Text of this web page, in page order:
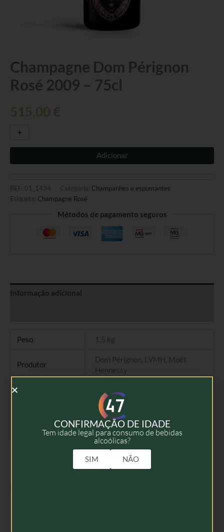
Champagne Dom Pérignon
Rosé 2009 – 75cl
515,00 €
-
Quantidade
de
Champagne
Dom
Rosé
+
Adicionar
REF: 01_1434 Categoria: Champanhes e espumantes
Etiqueta: Champagne Rosé
Métodos de pagamento seguros
Informação adicional
Peso 1,5 kg
Produtor
Dom Pérignon, LVMH, Moët
Hennessy
Tipo
2009
75cl
CONFIRMAÇÃO DE IDADE
Tem idade legal para consumo de bebidas
alcoólicas?
SIM NÃO